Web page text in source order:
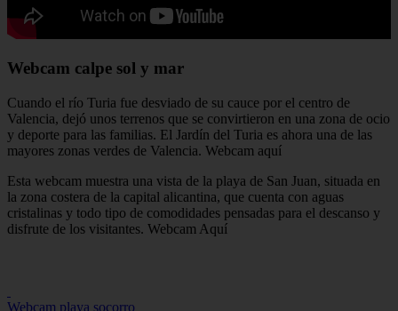
Webcam calpe sol y mar
Cuando el río Turia fue desviado de su cauce por el centro de
Valencia, dejó unos terrenos que se convirtieron en una zona de ocio
y deporte para las familias. El Jardín del Turia es ahora una de las
mayores zonas verdes de Valencia. Webcam aquí
Esta webcam muestra una vista de la playa de San Juan, situada en
la zona costera de la capital alicantina, que cuenta con aguas
cristalinas y todo tipo de comodidades pensadas para el descanso y
disfrute de los visitantes. Webcam Aquí
Webcam playa socorro